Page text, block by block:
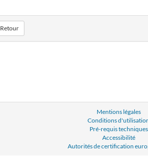
Retour
Mentions légales
Conditions
Pré-requis techniques
Accessibilité
Autorités de certification